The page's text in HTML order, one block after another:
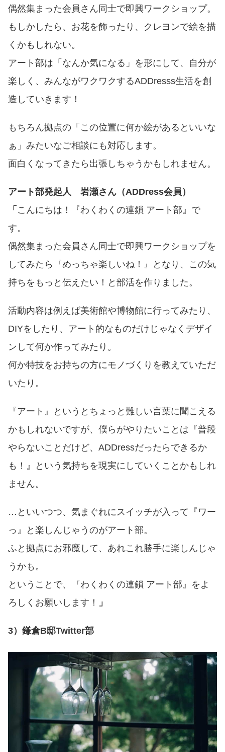
偶然集まった会員さん同士で即興ワークショップ。
もしかしたら、お花を飾ったり、クレヨンで絵を描
くかもしれない。
アート部は「なんか気になる」を形にして、自分が
楽しく、みんながワクワクするADDresss生活を創
造していきます！
もちろん拠点の「この位置に何か絵があるといいな
ぁ」みたいなご相談にも対応します。
面白くなってきたら出張しちゃうかもしれません。
アート部発起人 岩瀬さん（ADDress会員）
「 こんにちは！『わくわくの連鎖 アート部』で
す。
偶然集まった会員さん同士で即興ワークショップを
してみたら『めっちゃ楽しいね！』となり、この気
持ちをもっと伝えたい！と部活を作りました。
活動内容は例えば美術館や博物館に行ってみたり、
DIYをしたり、アート的なものだけじゃなくデザイ
ンして何か作ってみたり。
何か特技をお持ちの方にモノづくりを教えていただ
いたり。
『アート』というとちょっと難しい言葉に聞こえる
かもしれないですが、僕らがやりたいことは『普段
やらないことだけど、 ADDressだったらできるか
も！』という気持ちを現実にしていくことかもしれ
ません。
… といいつつ、気まぐれにスイッチが入って『ワー
っ』と楽しんじゃうのがアート部。
ふと拠点にお邪魔して、あれこれ勝手に楽しんじゃ
うかも。
ということで、『わくわくの連鎖 アート部』をよ
ろしくお願いします！
」
3）鎌倉B邸Twitter部